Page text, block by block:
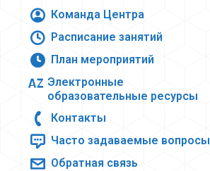
Команда Центра
Расписание занятий
План мероприятий
Электронные
образовательные ресурсы
Контакты
Часто задаваемые вопросы
Обратная связь